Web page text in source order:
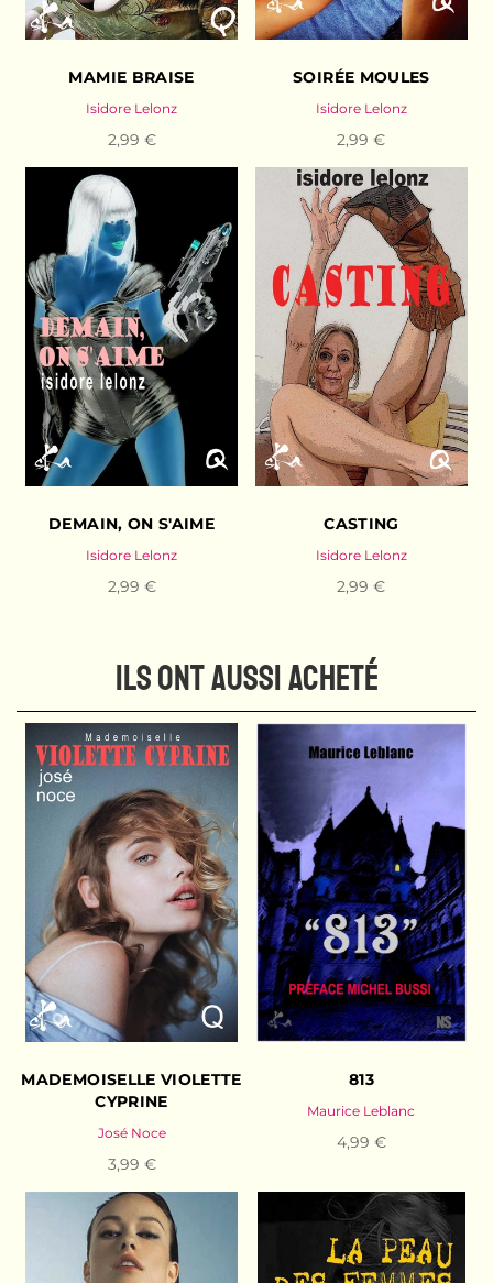
MAMIE BRAISE
Isidore Lelonz
2,99 €
SOIRÉE MOULES
Isidore Lelonz
2,99 €
DEMAIN, ON S'AIME
Isidore Lelonz
2,99 €
CASTING
Isidore Lelonz
2,99 €
ILS ONT AUSSI ACHETÉ
MADEMOISELLE VIOLETTE
CYPRINE
José Noce
3,99 €
813
Maurice Leblanc
4,99 €